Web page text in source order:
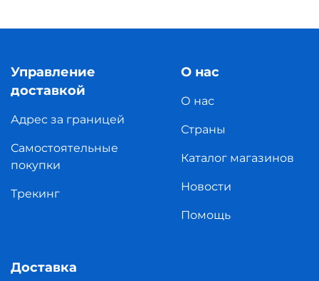
Управление
доставкой
Адрес за границей
Самостоятельные
покупки
Трекинг
О нас
О нас
Страны
Каталог магазинов
Новости
Помощь
Доставка